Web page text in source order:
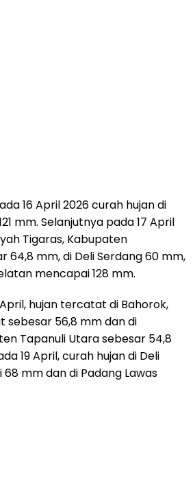
16 April 2026 curah hujan di
mm. Selanjutnya pada 17 April
Tigaras, Kabupaten
64,8 mm, di Deli Serdang 60 mm,
mencapai 128 mm.
hujan tercatat di Bahorok,
sebesar 56,8 mm dan di
Tapanuli Utara sebesar 54,8
19 April, curah hujan di Deli
mm dan di Padang Lawas